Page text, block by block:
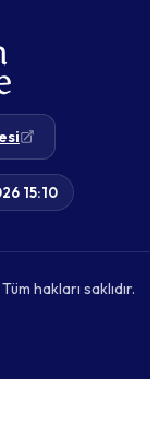
15:10
Tüm hakları saklıdır.